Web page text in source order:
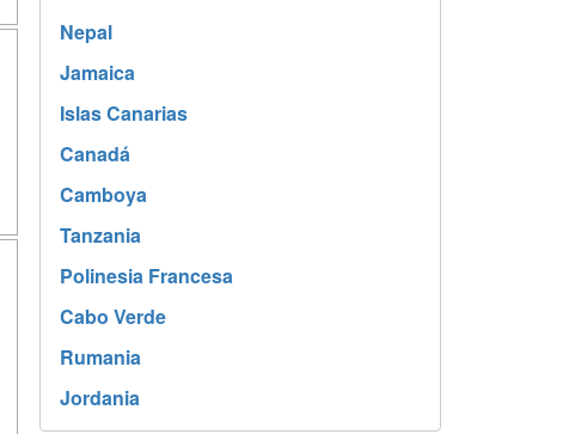
Nepal
Jamaica
Islas Canarias
Canadá
Camboya
Tanzania
Polinesia Francesa
Cabo Verde
Rumania
Jordania